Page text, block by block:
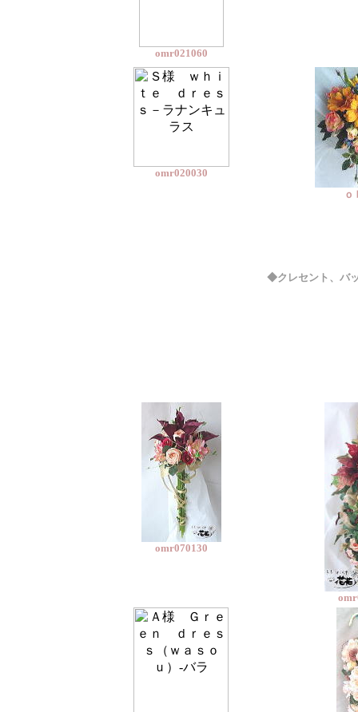
omr021060
omr020030
ｏ
◆クレセント、バ
omr070130